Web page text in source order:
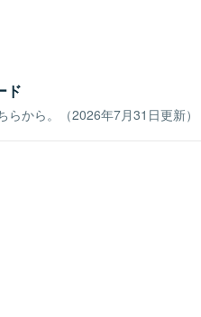
ド
から。（2026年7月31日更新）